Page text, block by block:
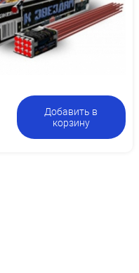
Добавить в
корзину